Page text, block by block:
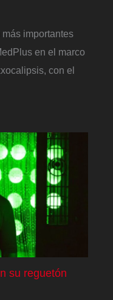
importantes
en el marco
con el
su reguetón